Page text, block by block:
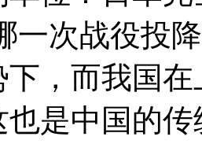
一次战役投
，而我国
也是中国的